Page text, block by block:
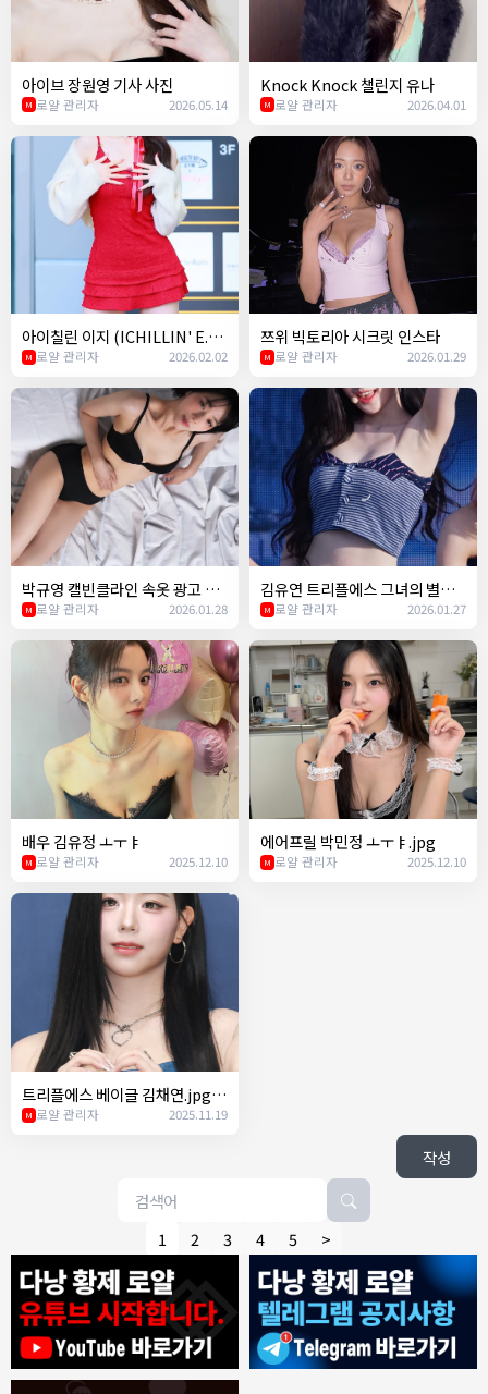
아이브 장원영 기사 사진
M 로얄 관리자 2026.05.14
Knock Knock 챌린지 유나
M 로얄 관리자 2026.04.01
아이칠린 이지 (ICHILLIN' E.JI)
- Easy (르세라핌) 챌린지
M 로얄 관리자 2026.02.02
쯔위 빅토리아 시크릿 인스타
M 로얄 관리자 2026.01.29
박규영 캘빈클라인 속옷 광고 ㄷ
ㄷ
M 로얄 관리자 2026.01.28
김유연 트리플에스 그녀의 별명
이 띨띨좌인 이유ㅋㅋ
M 로얄 관리자 2026.01.27
배우 김유정 ㅗㅜㅑ
M 로얄 관리자 2025.12.10
에어프릴 박민정 ㅗㅜㅑ.jpg
M 로얄 관리자 2025.12.10
트리플에스 베이글 김채연.jpg
ㄷㄷ
M 로얄 관리자 2025.11.19
작성
1 2 3 4 5 >